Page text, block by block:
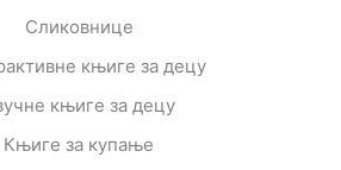
Сликовнице
књиге за децу
књиге за децу
Књиге за купање